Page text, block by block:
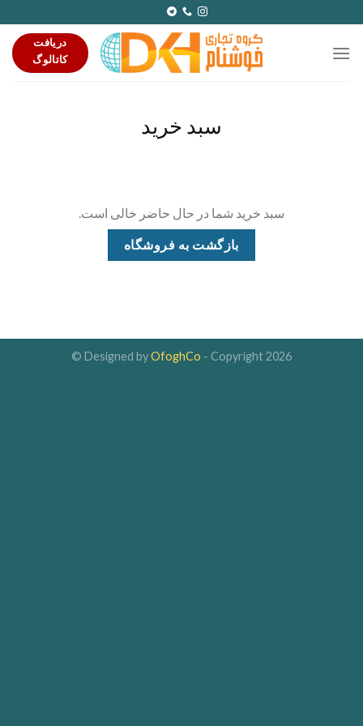
to
content
دریافت
کاتالوگ
سبد خرید
سبد خرید شما در حال حاضر خالی است.
بازگشت به فروشگاه
Designed byOfoghCo - Copyright 2026 ©